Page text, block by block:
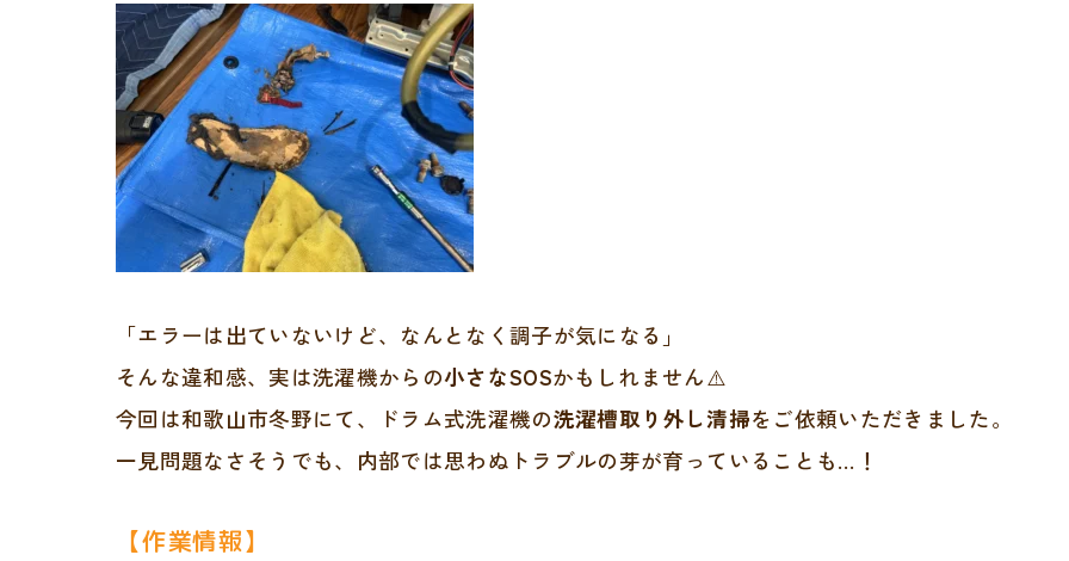
「エラーは出ていないけど、なんとなく調子が気になる」
そんな違和感、実は洗濯機からの小さなSOSかもしれません⚠️
今回は和歌山市冬野にて、ドラム式洗濯機の洗濯槽取り外し清掃をご依頼いただきました。
一見問題なさそうでも、内部では思わぬトラブルの芽が育っていることも…！
【作業情報】